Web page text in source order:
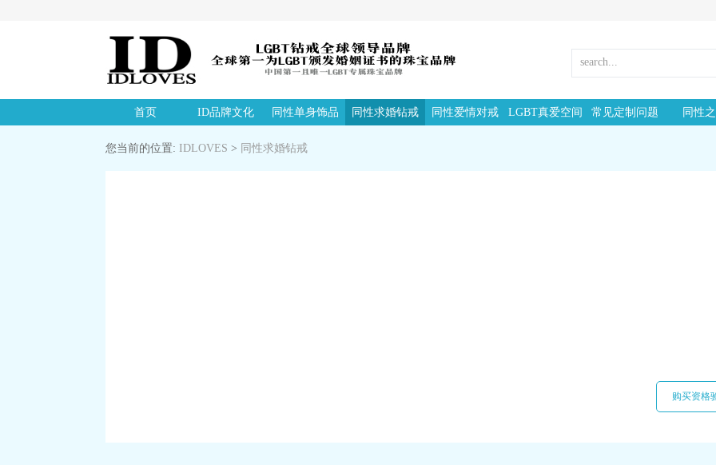
首页 ID品牌文化 同性单身饰品 同性求婚钻戒 同性爱情对戒 LGBT真爱空间 常见定制问题 同性
您当前的位置: IDLOVES > 同性求婚钻戒
购买资格